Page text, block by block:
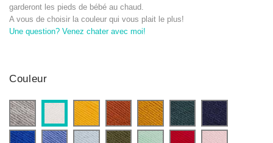
garderont les pieds de bébé au chaud.
A vous de choisir la couleur qui vous plait le plus!
Une question? Venez chater avec moi!
Couleur
Gris
clair
Jaune Brique MoutardeCanard
Bleu
marine
Bleu
Bleu
Bleu
Vert
Vert
Rouge
Rose